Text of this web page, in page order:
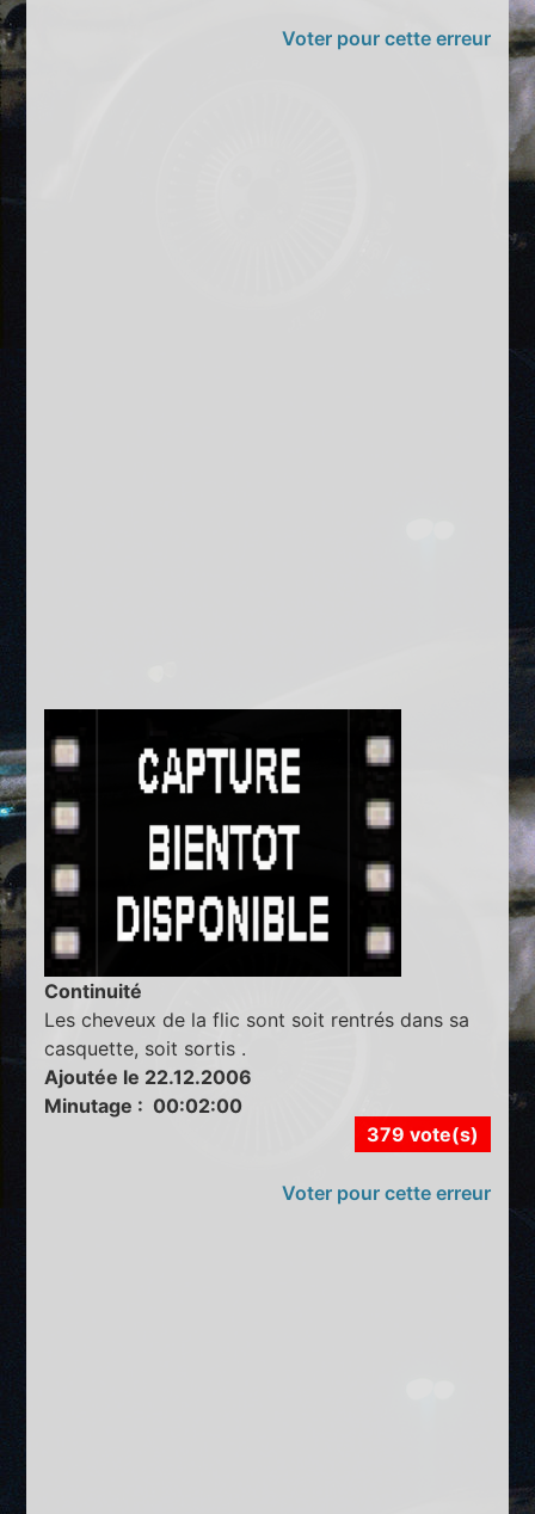
Voter pour cette erreur
Continuité
Les cheveux de la flic sont soit rentrés dans sa
casquette, soit sortis .
Ajoutée le 22.12.2006
Minutage : 00:02:00
379 vote(s)
Voter pour cette erreur